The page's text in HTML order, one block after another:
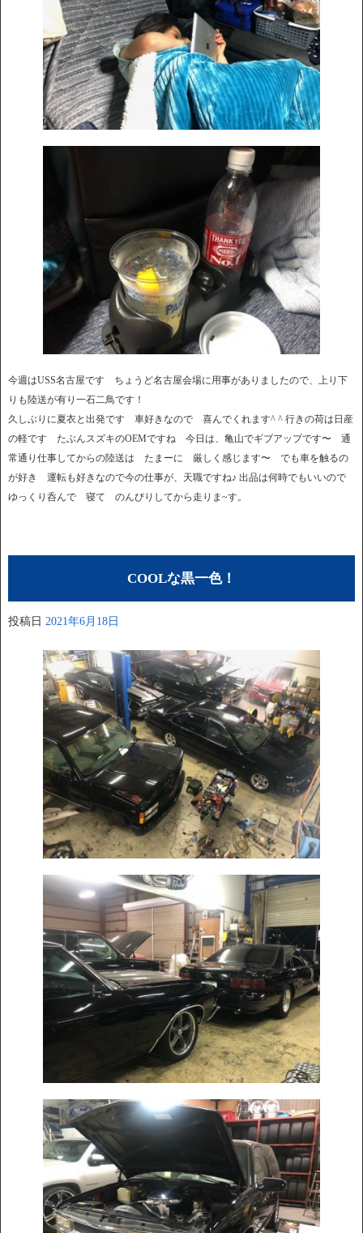
今週はUSS名古屋です ちょうど名古屋会場に用事がありましたので、上り下
りも陸送が有り一石二鳥です！
久しぶりに夏衣と出発です 車好きなので 喜んでくれます^ ^ 行きの荷は日産
の軽です たぶんスズキのOEMですね 今日は、亀山でギブアップです〜 通
常通り仕事してからの陸送は たまーに 厳しく感じます〜 でも車を触るの
が好き 運転も好きなので今の仕事が、天職ですね♪ 出品は何時でもいいので
ゆっくり呑んで 寝て のんびりしてから走りま~す。
COOLな黒一色！
投稿日 2021年6月18日